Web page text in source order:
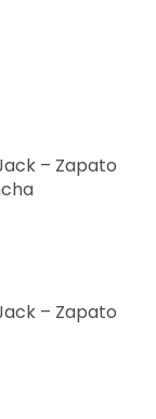
– Zapato
– Zapato